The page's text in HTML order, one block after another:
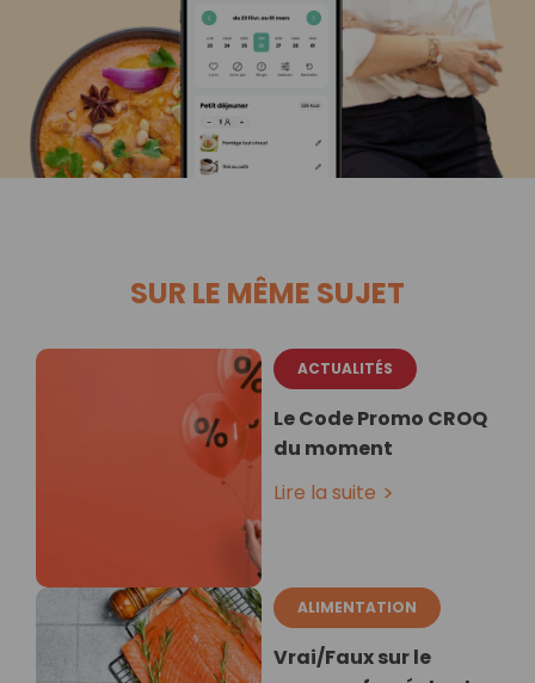
SUR LE MÊME SUJET
ACTUALITÉS
Le Code Promo CROQ
du moment
Lire la suite
ALIMENTATION
Vrai/Faux sur le